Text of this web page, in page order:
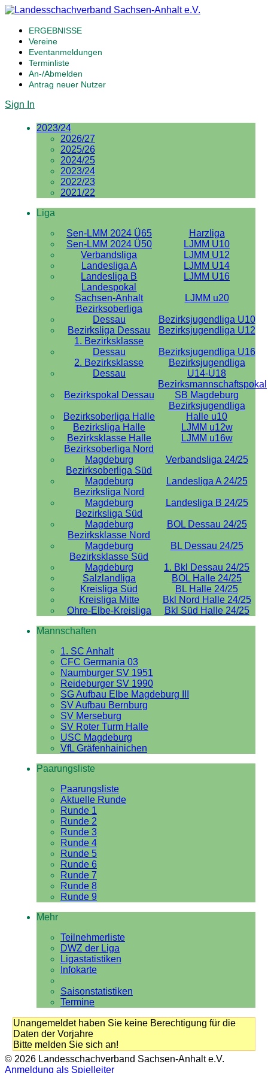
ERGEBNISSE
Vereine
Eventanmeldungen
Terminliste
An-/Abmelden
Antrag neuer Nutzer
Sign In
2023/24
2026/27
2025/26
2024/25
2023/24
2022/23
2021/22
Liga
Sen-LMM 2024 Ü65
Harzliga
Sen-LMM 2024 Ü50
LJMM U10
Verbandsliga
LJMM U12
Landesliga A
LJMM U14
Landesliga B
LJMM U16
Landespokal
Sachsen-Anhalt
LJMM u20
Bezirksoberliga
Dessau
Bezirksjugendliga U10
Bezirksliga Dessau
Bezirksjugendliga U12
1. Bezirksklasse
Dessau
Bezirksjugendliga U16
2. Bezirksklasse
Dessau
Bezirksjugendliga
U14-U18
Bezirkspokal Dessau
Bezirksmannschaftspokal
SB Magdeburg
Bezirksoberliga Halle
Bezirksjugendliga
Halle u10
Bezirksliga Halle
LJMM u12w
Bezirksklasse Halle
LJMM u16w
Bezirksoberliga Nord
Magdeburg
Verbandsliga 24/25
Bezirksoberliga Süd
Magdeburg
Landesliga A 24/25
Bezirksliga Nord
Magdeburg
Landesliga B 24/25
Bezirksliga Süd
Magdeburg
BOL Dessau 24/25
Bezirksklasse Nord
Magdeburg
BL Dessau 24/25
Bezirksklasse Süd
Magdeburg
1. Bkl Dessau 24/25
Salzlandliga
BOL Halle 24/25
Kreisliga Süd
BL Halle 24/25
Kreisliga Mitte
Bkl Nord Halle 24/25
Ohre-Elbe-Kreisliga
Bkl Süd Halle 24/25
Mannschaften
1. SC Anhalt
CFC Germania 03
Naumburger SV 1951
Reideburger SV 1990
SG Aufbau Elbe Magdeburg III
SV Aufbau Bernburg
SV Merseburg
SV Roter Turm Halle
USC Magdeburg
VfL Gräfenhainichen
Paarungsliste
Paarungsliste
Aktuelle Runde
Runde 1
Runde 2
Runde 3
Runde 4
Runde 5
Runde 6
Runde 7
Runde 8
Runde 9
Mehr
Teilnehmerliste
DWZ der Liga
Ligastatistiken
Infokarte
Saisonstatistiken
Termine
Unangemeldet haben Sie keine Berechtigung für die
Daten der Vorjahre
Bitte melden Sie sich an!
© 2026 Landesschachverband Sachsen-Anhalt e.V.
Anmeldung als Spielleiter